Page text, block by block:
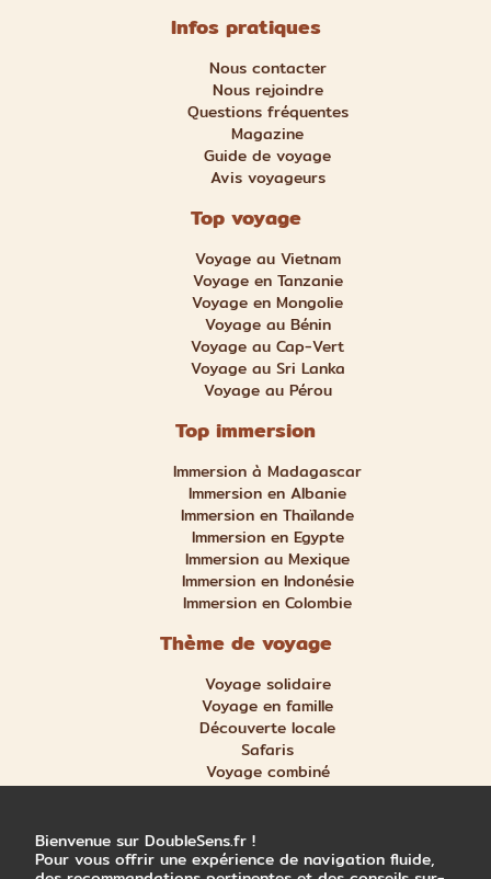
Infos pratiques
Nous contacter
Nous rejoindre
Questions fréquentes
Magazine
Guide de voyage
Avis voyageurs
Top voyage
Voyage au Vietnam
Voyage en Tanzanie
Voyage en Mongolie
Voyage au Bénin
Voyage au Cap-Vert
Voyage au Sri Lanka
Voyage au Pérou
Top immersion
Immersion à Madagascar
Immersion en Albanie
Immersion en Thaïlande
Immersion en Egypte
Immersion au Mexique
Immersion en Indonésie
Immersion en Colombie
Thème de voyage
Voyage solidaire
Voyage en famille
Découverte locale
Safaris
Voyage combiné
Nature et aventure
Bienvenue sur DoubleSens.fr !
Pour vous offrir une expérience de navigation fluide,